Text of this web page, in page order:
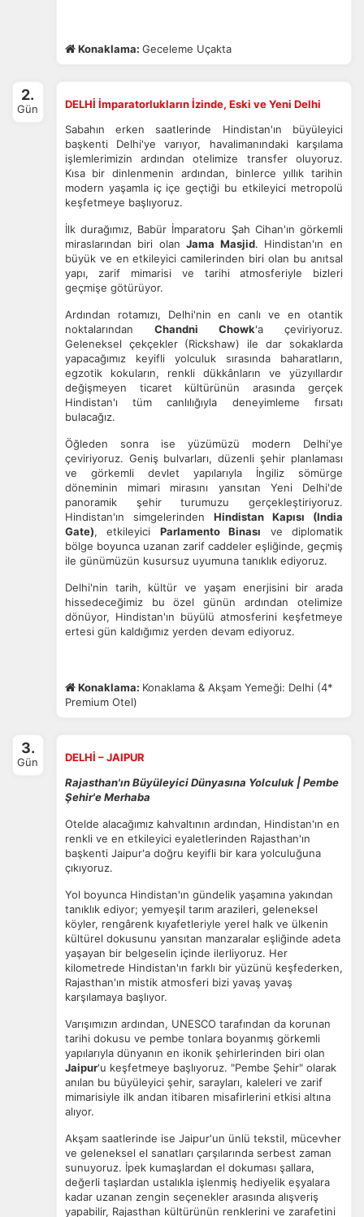
Konaklama: Geceleme Uçakta
2.
Gün
DELHİ İmparatorlukların İzinde, Eski ve Yeni Delhi
Sabahın erken saatlerinde Hindistan'ın büyüleyici
başkenti Delhi'ye varıyor, havalimanındaki karşılama
işlemlerimizin ardından otelimize transfer oluyoruz.
Kısa bir dinlenmenin ardından, binlerce yıllık tarihin
modern yaşamla iç içe geçtiği bu etkileyici metropolü
keşfetmeye başlıyoruz.
İlk durağımız, Babür İmparatoru Şah Cihan'ın görkemli
miraslarından biri olanJama Masjid. Hindistan'ın en
büyük ve en etkileyici camilerinden biri olan bu anıtsal
yapı, zarif mimarisi ve tarihi atmosferiyle bizleri
geçmişe götürüyor.
Ardından rotamızı, Delhi'nin en canlı ve en otantik
noktalarından Chandni Chowk'a çeviriyoruz.
Geleneksel çekçekler (Rickshaw) ile dar sokaklarda
yapacağımız keyifli yolculuk sırasında baharatların,
egzotik kokuların, renkli dükkânların ve yüzyıllardır
değişmeyen ticaret kültürünün arasında gerçek
Hindistan'ı tüm canlılığıyla deneyimleme fırsatı
bulacağız.
Öğleden sonra ise yüzümüzü modern Delhi'ye
çeviriyoruz. Geniş bulvarları, düzenli şehir planlaması
ve görkemli devlet yapılarıyla İngiliz sömürge
döneminin mimari mirasını yansıtan Yeni Delhi'de
panoramik şehir turumuzu gerçekleştiriyoruz.
Hindistan'ın simgelerinden Hindistan Kapısı (India
Gate), etkileyici Parlamento Binası ve diplomatik
bölge boyunca uzanan zarif caddeler eşliğinde, geçmiş
ile günümüzün kusursuz uyumuna tanıklık ediyoruz.
Delhi'nin tarih, kültür ve yaşam enerjisini bir arada
hissedeceğimiz bu özel günün ardından otelimize
dönüyor, Hindistan'ın büyülü atmosferini keşfetmeye
ertesi gün kaldığımız yerden devam ediyoruz.
Konaklama: Konaklama & Akşam Yemeği: Delhi (4*
Premium Otel)
3.
Gün
DELHİ – JAIPUR
Rajasthan'ın Büyüleyici Dünyasına Yolculuk | Pembe
Şehir'e Merhaba
Otelde alacağımız kahvaltının ardından, Hindistan'ın en
renkli ve en etkileyici eyaletlerinden Rajasthan'ın
başkenti Jaipur'a doğru keyifli bir kara yolculuğuna
çıkıyoruz.
Yol boyunca Hindistan'ın gündelik yaşamına yakından
tanıklık ediyor; yemyeşil tarım arazileri, geleneksel
köyler, rengârenk kıyafetleriyle yerel halk ve ülkenin
kültürel dokusunu yansıtan manzaralar eşliğinde adeta
yaşayan bir belgeselin içinde ilerliyoruz. Her
kilometrede Hindistan'ın farklı bir yüzünü keşfederken,
Rajasthan'ın mistik atmosferi bizi yavaş yavaş
karşılamaya başlıyor.
Varışımızın ardından, UNESCO tarafından da korunan
tarihi dokusu ve pembe tonlara boyanmış görkemli
yapılarıyla dünyanın en ikonik şehirlerinden biri olan
Jaipur'u keşfetmeye başlıyoruz. "Pembe Şehir" olarak
anılan bu büyüleyici şehir, sarayları, kaleleri ve zarif
mimarisiyle ilk andan itibaren misafirlerini etkisi altına
alıyor.
Akşam saatlerinde ise Jaipur'un ünlü tekstil, mücevher
ve geleneksel el sanatları çarşılarında serbest zaman
sunuyoruz. İpek kumaşlardan el dokuması şallara,
değerli taşlardan ustalıkla işlenmiş hediyelik eşyalara
kadar uzanan zengin seçenekler arasında alışveriş
yapabilir, Rajasthan kültürünün renklerini ve zarafetini